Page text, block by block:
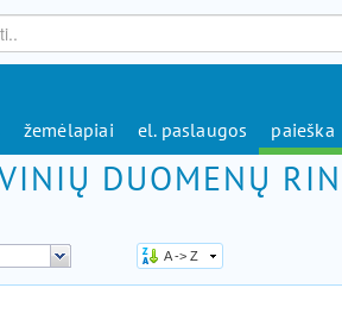
žemėlapiai el. paslaugos paieška